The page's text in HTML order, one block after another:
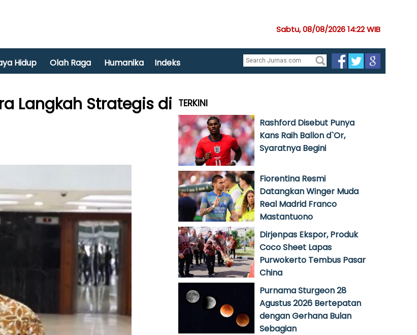
Sabtu, 08/08/2026 14:22 WIB
Hidup Olah Raga Humanika Indeks
Langkah Strategis di TERKINI
Rashford Disebut Punya
Kans Raih Ballon d`Or,
Syaratnya Begini
Fiorentina Resmi
Datangkan Winger Muda
Real Madrid Franco
Mastantuono
Dirjenpas Ekspor, Produk
Coco Sheet Lapas
Purwokerto Tembus Pasar
China
Purnama Sturgeon 28
Agustus 2026 Bertepatan
dengan Gerhana Bulan
Sebagian